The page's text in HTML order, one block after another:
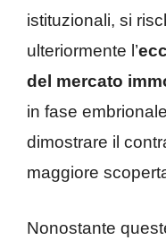
istituzionali, si
ulteriormente l’
del mercato
in fase
dimostrare il
maggiore
Nonostante